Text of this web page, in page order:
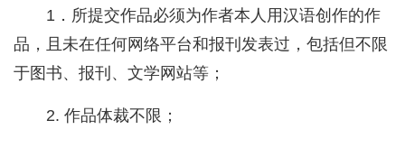
1．所提交作品必须为作者本人用汉语创作的作
品，且未在任何网络平台和报刊发表过，包括但不限
于图书、报刊、文学网站等；
2. 作品体裁不限；